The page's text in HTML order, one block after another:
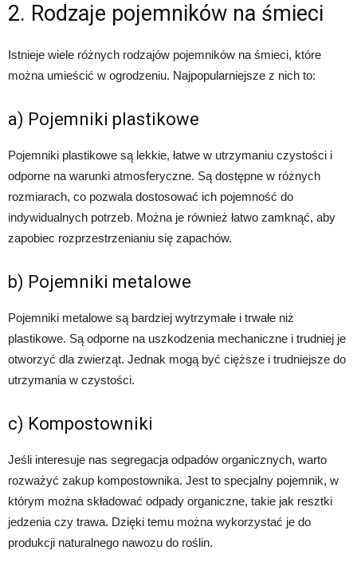
2. Rodzaje pojemników na śmieci
Istnieje wiele różnych rodzajów pojemników na śmieci, które
można umieścić w ogrodzeniu. Najpopularniejsze z nich to:
a) Pojemniki plastikowe
Pojemniki plastikowe są lekkie, łatwe w utrzymaniu czystości i
odporne na warunki atmosferyczne. Są dostępne w różnych
rozmiarach, co pozwala dostosować ich pojemność do
indywidualnych potrzeb. Można je również łatwo zamknąć, aby
zapobiec rozprzestrzenianiu się zapachów.
b) Pojemniki metalowe
Pojemniki metalowe są bardziej wytrzymałe i trwałe niż
plastikowe. Są odporne na uszkodzenia mechaniczne i trudniej je
otworzyć dla zwierząt. Jednak mogą być cięższe i trudniejsze do
utrzymania w czystości.
c) Kompostowniki
Jeśli interesuje nas segregacja odpadów organicznych, warto
rozważyć zakup kompostownika. Jest to specjalny pojemnik, w
którym można składować odpady organiczne, takie jak resztki
jedzenia czy trawa. Dzięki temu można wykorzystać je do
produkcji naturalnego nawozu do roślin.